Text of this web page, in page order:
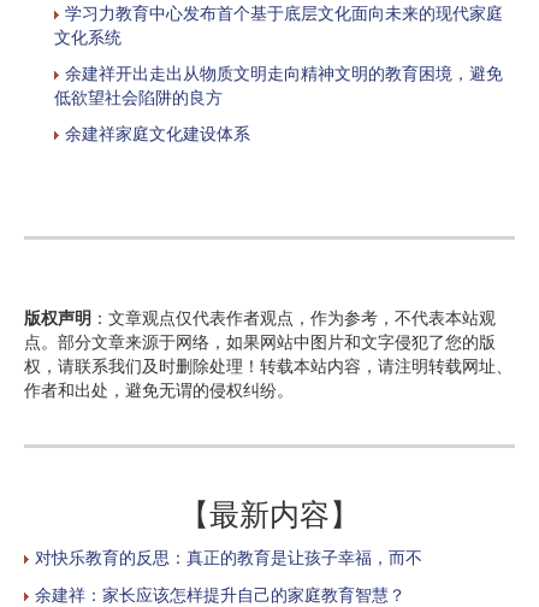
学习力教育中心发布首个基于底层文化面向未来的现代家庭
文化系统
余建祥开出走出从物质文明走向精神文明的教育困境，避免
低欲望社会陷阱的良方
余建祥家庭文化建设体系
版权声明 ：文章观点仅代表作者观点，作为参考，不代表本站观
点。部分文章来源于网络，如果网站中图片和文字侵犯了您的版
权，请联系我们及时删除处理！转载本站内容，请注明转载网址、
作者和出处，避免无谓的侵权纠纷。
【最新内容】
对快乐教育的反思：真正的教育是让孩子幸福，而不
余建祥：家长应该怎样提升自己的家庭教育智慧？